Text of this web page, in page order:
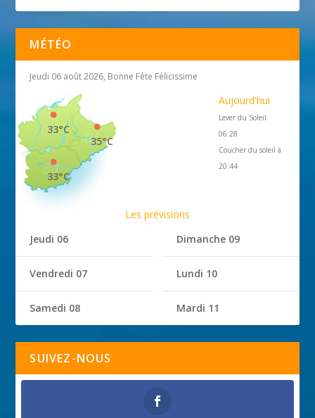
MÉTÉO
Jeudi 06 août 2026, Bonne Fête Félicissime
35°C
33°C
33°C
Aujourd'hui
Lever du Soleil
06:28
Coucher du soleil à
20:44
Les prévisions
Jeudi 06
Vendredi 07
Samedi 08
Dimanche 09
Lundi 10
Mardi 11
SUIVEZ-NOUS